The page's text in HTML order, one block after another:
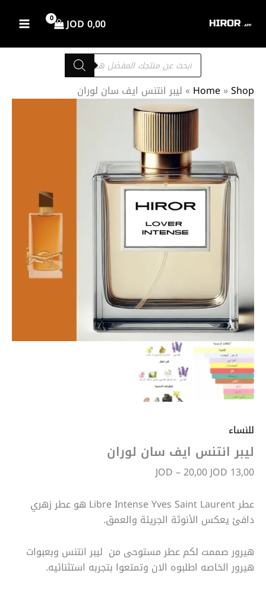
0,00
JOD
Products
search
Home»Shop
» ليبر انتنس ايف سان لوران
للنساء
ليبر انتنس ايف سان لوران
13,00
JOD–20,00JOD
نطاق
السعر:
خلال
عطر Libre Intense Yves Saint Laurent هو عطر زهري
دافئ يعكس الأنوثة الجريئة والعمق.
هيرور صممت لكم عطر مستوحى من ليبر انتنس وبعبوات
هيرور الخاصه اطلبوه الان وتمتعوا بتجربه استثنائيه.
كمية